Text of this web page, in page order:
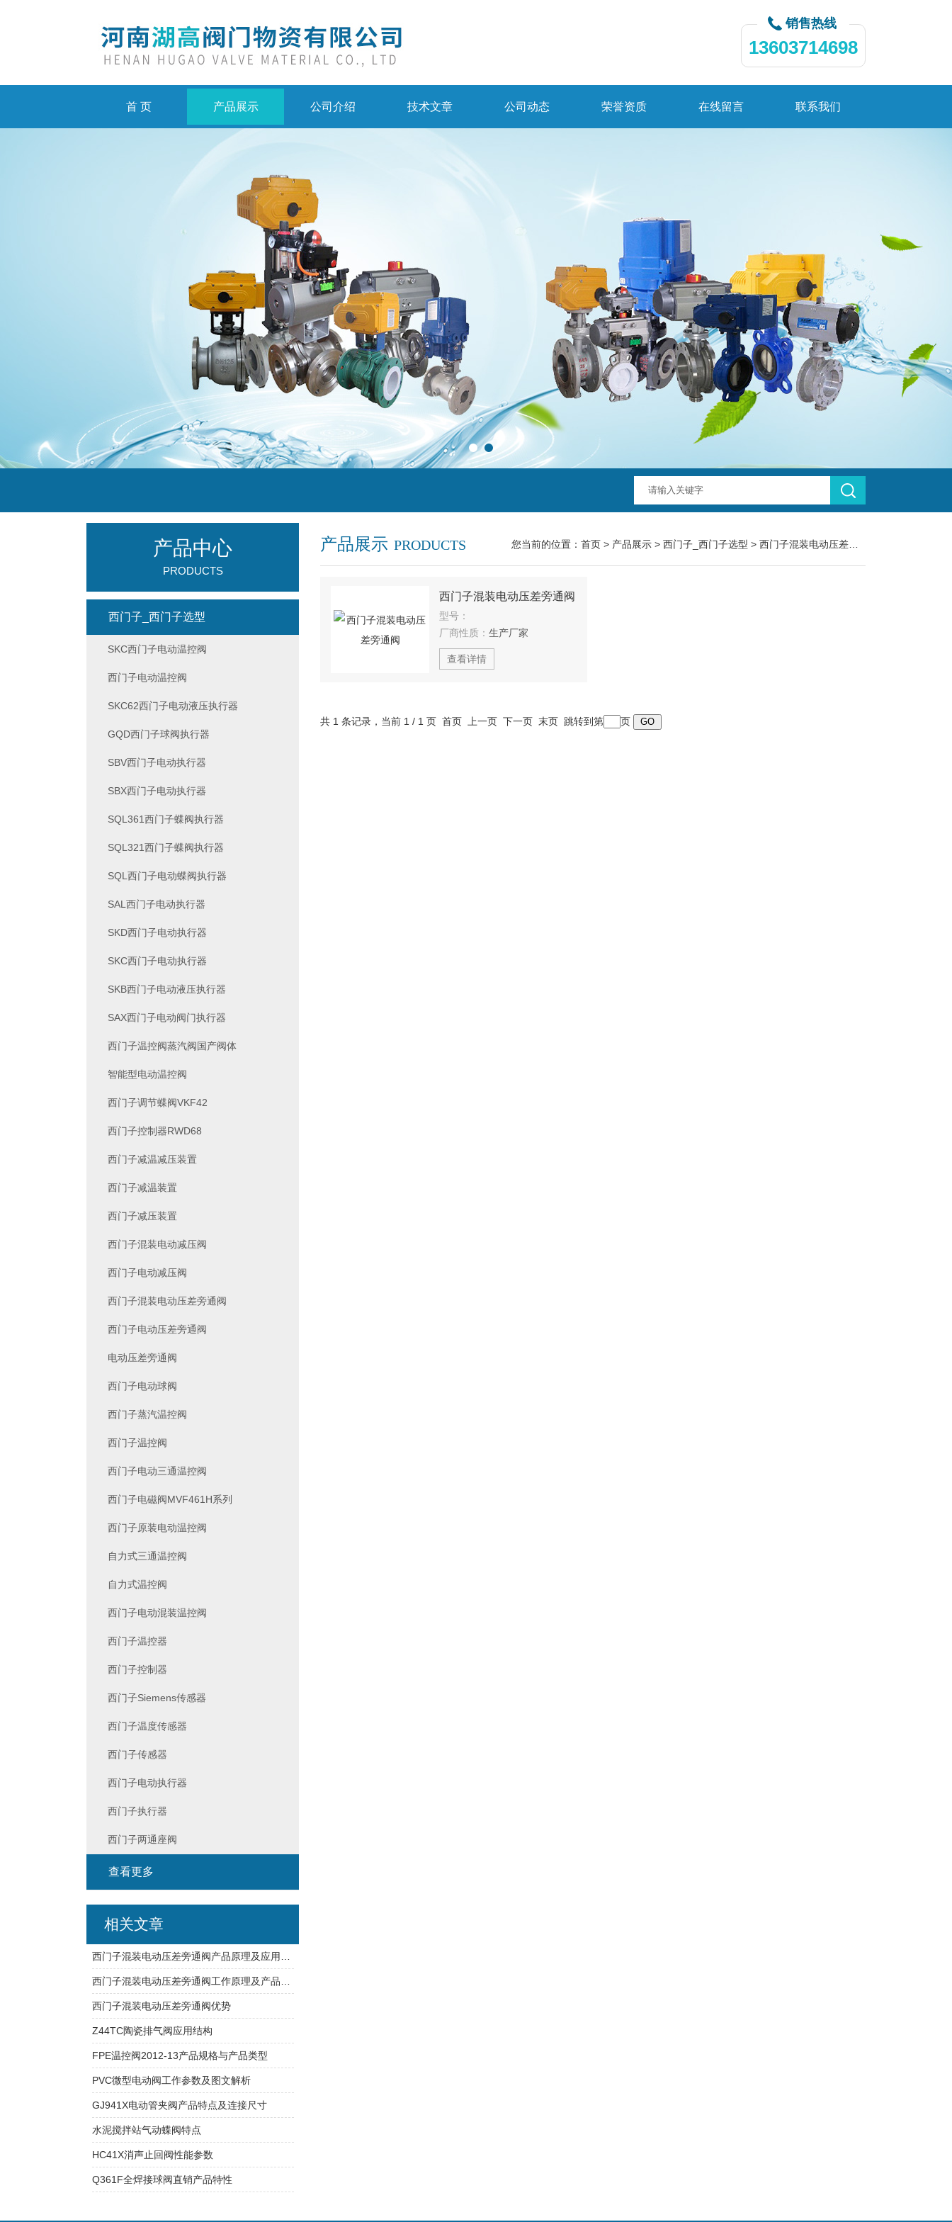
销售热线
13603714698
首 页 产品展示 公司介绍 技术文章 公司动态 荣誉资质 在线留言 联系我们
产品展示 PRODUCTS 您当前的位置： 首页 > 产品展示 > 西门子_西门子选型 > 西门子混装电动压差旁通阀
西门子混装电动压差旁通阀
型号：
厂商性质： 生产厂家
查看详情
共 1 条记录，当前 1 / 1 页 首页 上一页 下一页 末页 跳转到第 页
产品中心
PRODUCTS
西门子_西门子选型
SKC西门子电动温控阀
西门子电动温控阀
SKC62西门子电动液压执行器
GQD西门子球阀执行器
SBV西门子电动执行器
SBX西门子电动执行器
SQL361西门子蝶阀执行器
SQL321西门子蝶阀执行器
SQL西门子电动蝶阀执行器
SAL西门子电动执行器
SKD西门子电动执行器
SKC西门子电动执行器
SKB西门子电动液压执行器
SAX西门子电动阀门执行器
西门子温控阀蒸汽阀国产阀体
智能型电动温控阀
西门子调节蝶阀VKF42
西门子控制器RWD68
西门子减温减压装置
西门子减温装置
西门子减压装置
西门子混装电动减压阀
西门子电动减压阀
西门子混装电动压差旁通阀
西门子电动压差旁通阀
电动压差旁通阀
西门子电动球阀
西门子蒸汽温控阀
西门子温控阀
西门子电动三通温控阀
西门子电磁阀MVF461H系列
西门子原装电动温控阀
自力式三通温控阀
自力式温控阀
西门子电动混装温控阀
西门子温控器
西门子控制器
西门子Siemens传感器
西门子温度传感器
西门子传感器
西门子电动执行器
西门子执行器
西门子两通座阀
查看更多
相关文章
西门子混装电动压差旁通阀优势
Z44TC陶瓷排气阀应用结构
FPE温控阀2012-13产品规格与产品类型
PVC微型电动阀工作参数及图文解析
GJ941X电动管夹阀产品特点及连接尺寸
水泥搅拌站气动蝶阀特点
HC41X消声止回阀性能参数
Q361F全焊接球阀直销产品特性